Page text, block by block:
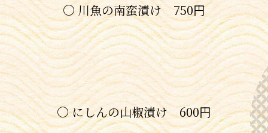
〇 川魚の南蛮漬け 750円
〇 にしんの山椒漬け 600円